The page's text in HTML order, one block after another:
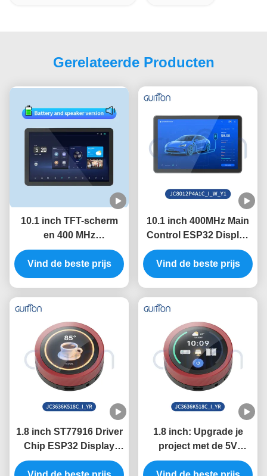
Gerelateerde Producten
10.1 inch TFT-scherm
en 400 MHz
hoofdbesturingsfrequentie
in ESP32 Display
Module met seriële
Vind de beste prijs
10.1 inch 400MHz Main
Control ESP32 Display
Module met 320in
Helderheid en 800 *
1280 Resolutie als
Vind de beste prijs
1.8 inch ST77916 Driver
Chip ESP32 Display
Unit voor industriële
1.8 inch: Upgrade je
project met de 5V
ESP32 Display Module